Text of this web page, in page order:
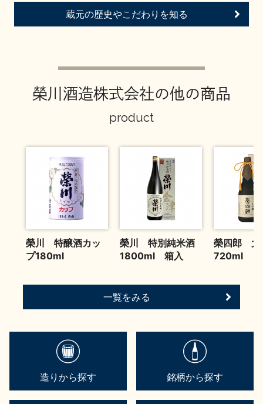
蔵元の歴史やこだわりを知る
榮川酒造株式会社の他の商品
product
榮川 特醸酒カッ
プ180ml
榮川 特別純米酒
1800ml 箱入
榮四郎 大
720ml
一覧をみる
造りから探す 銘柄から探す